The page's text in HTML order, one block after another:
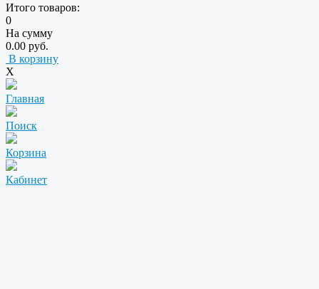
Итого товаров:
0
На сумму
0.00 руб.
В корзину
X
Главная
Поиск
Корзина
Кабинет